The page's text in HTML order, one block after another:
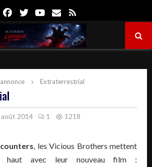
FacebookTwitterYoutube
Email
Extraterrestrial
août 2014 1 1218
, les Vicious Brothers mettent
haut avec leur nouveau film :